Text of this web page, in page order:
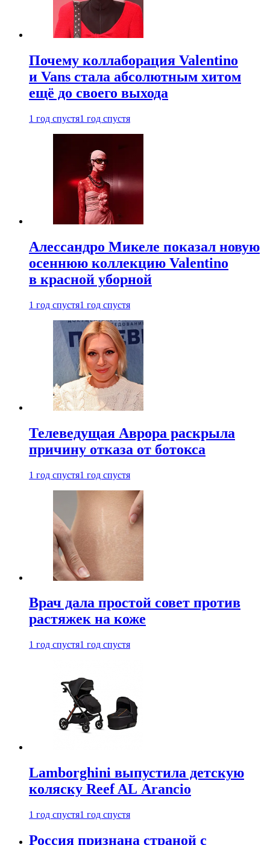
Почему коллаборация Valentino
и Vans стала абсолютным хитом
ещё до своего выхода
1 год спустя1 год спустя
Алессандро Микеле показал новую
осеннюю коллекцию Valentino
в красной уборной
1 год спустя1 год спустя
Телеведущая Аврора раскрыла
причину отказа от ботокса
1 год спустя1 год спустя
Врач дала простой совет против
растяжек на коже
1 год спустя1 год спустя
Lamborghini выпустила детскую
коляску Reef AL Arancio
1 год спустя1 год спустя
Россия признана страной с